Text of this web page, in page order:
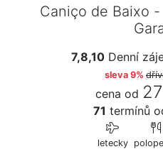
Caniço de Baixo
7,8,10Denní
sleva 9%
cena od
71 termínů
letecky